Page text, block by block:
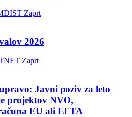
Zaprt
2026
Zaprt
Javni poziv za leto
projektov NVO,
EU ali EFTA